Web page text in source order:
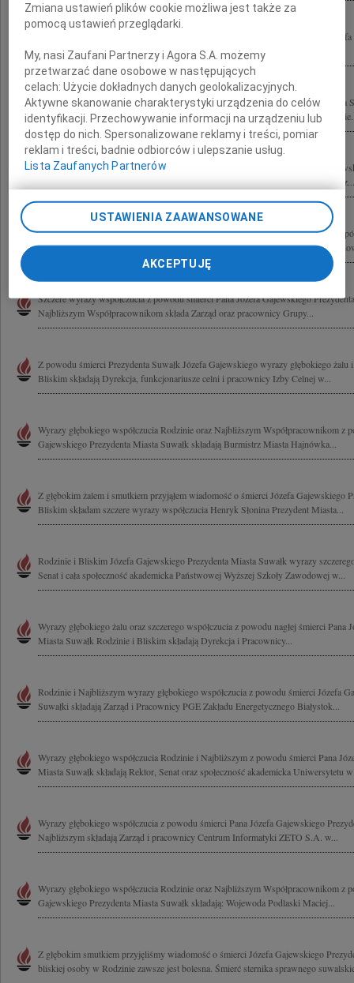
Wyrazy głębokiego żalu oraz szczerego współczucia z powodu nagłej śmierci
Miasta Suwałk Żonie, Córce, Synom i Bliskim składa Olgierd Roman Dziekoński
Głęboko poruszyła nas wiadomość o śmierci Pana Józefa Gajewskiego Prezydenta
człowiek, wizjoner, tytan pracy bez reszty oddany swojemu miastu Żonie i
Z głębokim żalem i smutkiem przyjęliśmy wiadomość o śmierci Pana Józefa
Odszedł ciepły, wrażliwy i życzliwy człowiek, wybitny gospodarz miasta który bez...
Z powodu śmierci Prezydenta Suwałk Józefa Gajewskiego wyrazy głębokiego
składają Starosta Hajnowski, przewodniczący Rady Powiatu, zarząd Powiatu
Szczere wyrazy współczucia z powodu śmierci Pana Józefa Gajewskiego
Najbliższym Współpracownikom składa Zarząd oraz pracownicy Grupy...
Z powodu śmierci Prezydenta Suwałk Józefa Gajewskiego wyrazy głębokiego żalu
Bliskim składają Dyrekcja, funkcjonariusze celni i pracownicy Izby Celnej w...
Wyrazy głębokiego współczucia Rodzinie oraz Najbliższym Współpracownikom z
Gajewskiego Prezydenta Miasta Suwałk składają Burmistrz Miasta Hajnówka...
Z głębokim żalem i smutkiem przyjąłem wiadomość o śmierci Józefa Gajewskiego
Bliskim składam szczere wyrazy współczucia Henryk Słonina Prezydent Miasta...
Rodzinie i Bliskim Józefa Gajewskiego Prezydenta Miasta Suwałk wyrazy
Senat i cała społeczność akademicka Państwowej Wyższej Szkoły Zawodowej w...
Wyrazy głębokiego żalu oraz szczerego współczucia z powodu nagłej śmierci Pana
Miasta Suwałk Rodzinie i Bliskim składają Dyrekcja i Pracownicy...
Rodzinie i Najbliższym wyrazy głębokiego współczucia z powodu śmierci Józefa
Suwałki składają Zarząd i Pracownicy PGE Zakładu Energetycznego Białystok...
Wyrazy głębokiego współczucia Rodzinie i Najbliższym z powodu śmierci Pana
Miasta Suwałk składają Rektor, Senat oraz społeczność akademicka Uniwersytetu
Wyrazy głębokiego współczucia z powodu śmierci Pana Józefa Gajewskiego
Najbliższym składają Zarząd i pracownicy Centrum Informatyki ZETO S.A. w...
Wyrazy głębokiego współczucia Rodzinie oraz Najbliższym Współpracownikom z
Gajewskiego Prezydenta Miasta Suwałk składają: Wojewoda Podlaski Maciej...
Z głębokim smutkiem przyjęliśmy wiadomość o śmierci Józefa Gajewskiego
bliskiej osoby w Rodzinie zawsze jest bolesna. Śmierć sternika sprawnego
Zmiana ustawień plików cookie możliwa jest także za
pomocą ustawień przeglądarki.
My, nasi Zaufani Partnerzy i Agora S.A. możemy
przetwarzać dane osobowe w następujących
celach:Użycie dokładnych danych geolokalizacyjnych.
Aktywne skanowanie charakterystyki urządzenia do celów
identyfikacji. Przechowywanie informacji na urządzeniu lub
dostęp do nich. Spersonalizowane reklamy i treści, pomiar
reklam i treści, badnie odbiorców i ulepszanie usług.
Lista Zaufanych Partnerów
USTAWIENIA ZAAWANSOWANE
AKCEPTUJĘ